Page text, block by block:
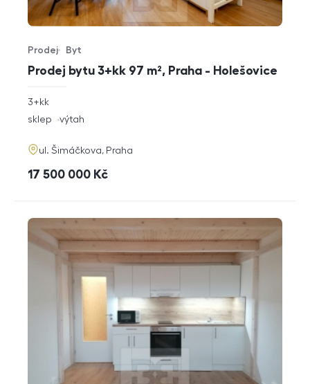
Prodej bytu 3+kk 97 m², Praha - Holešovice
Typ nabídky
Prodej
Typ nemovitosti
Byt
rozměry
dispozice
3+kk
funkce
sklep výtah
adresa
ul. Šimáčkova, Praha
cena
17 500 000 Kč